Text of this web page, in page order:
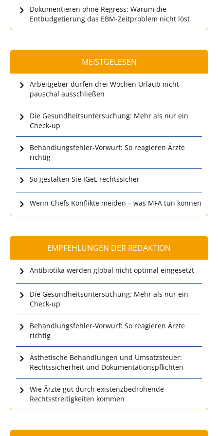
Dokumentieren ohne Regress: Warum die
Entbudgetierung das EBM-Zeitproblem nicht löst
MEISTGELESEN
Arbeitgeber dürfen drei Wochen Urlaub nicht
pauschal ausschließen
Die Gesundheitsuntersuchung: Mehr als nur ein
Check-up
Behandlungsfehler-Vorwurf: So reagieren Ärzte
richtig
So gestalten Sie IGeL rechtssicher
Wenn Chefs Konflikte meiden – was MFA tun können
EMPFEHLUNGEN DER REDAKTION
Antibiotika werden global nicht optimal eingesetzt
Die Gesundheitsuntersuchung: Mehr als nur ein
Check-up
Behandlungsfehler-Vorwurf: So reagieren Ärzte
richtig
Ästhetische Behandlungen und Umsatzsteuer:
Rechtssicherheit und Dokumentationspflichten
Wie Ärzte gut durch existenzbedrohende
Rechtsstreitigkeiten kommen